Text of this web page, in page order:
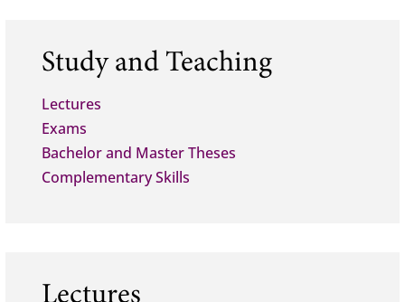
Study and Teaching
Lectures
Exams
Bachelor and Master Theses
Complementary Skills